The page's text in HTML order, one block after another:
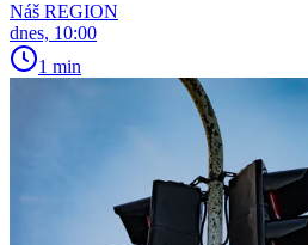
Náš REGION
dnes, 10:00
1 min